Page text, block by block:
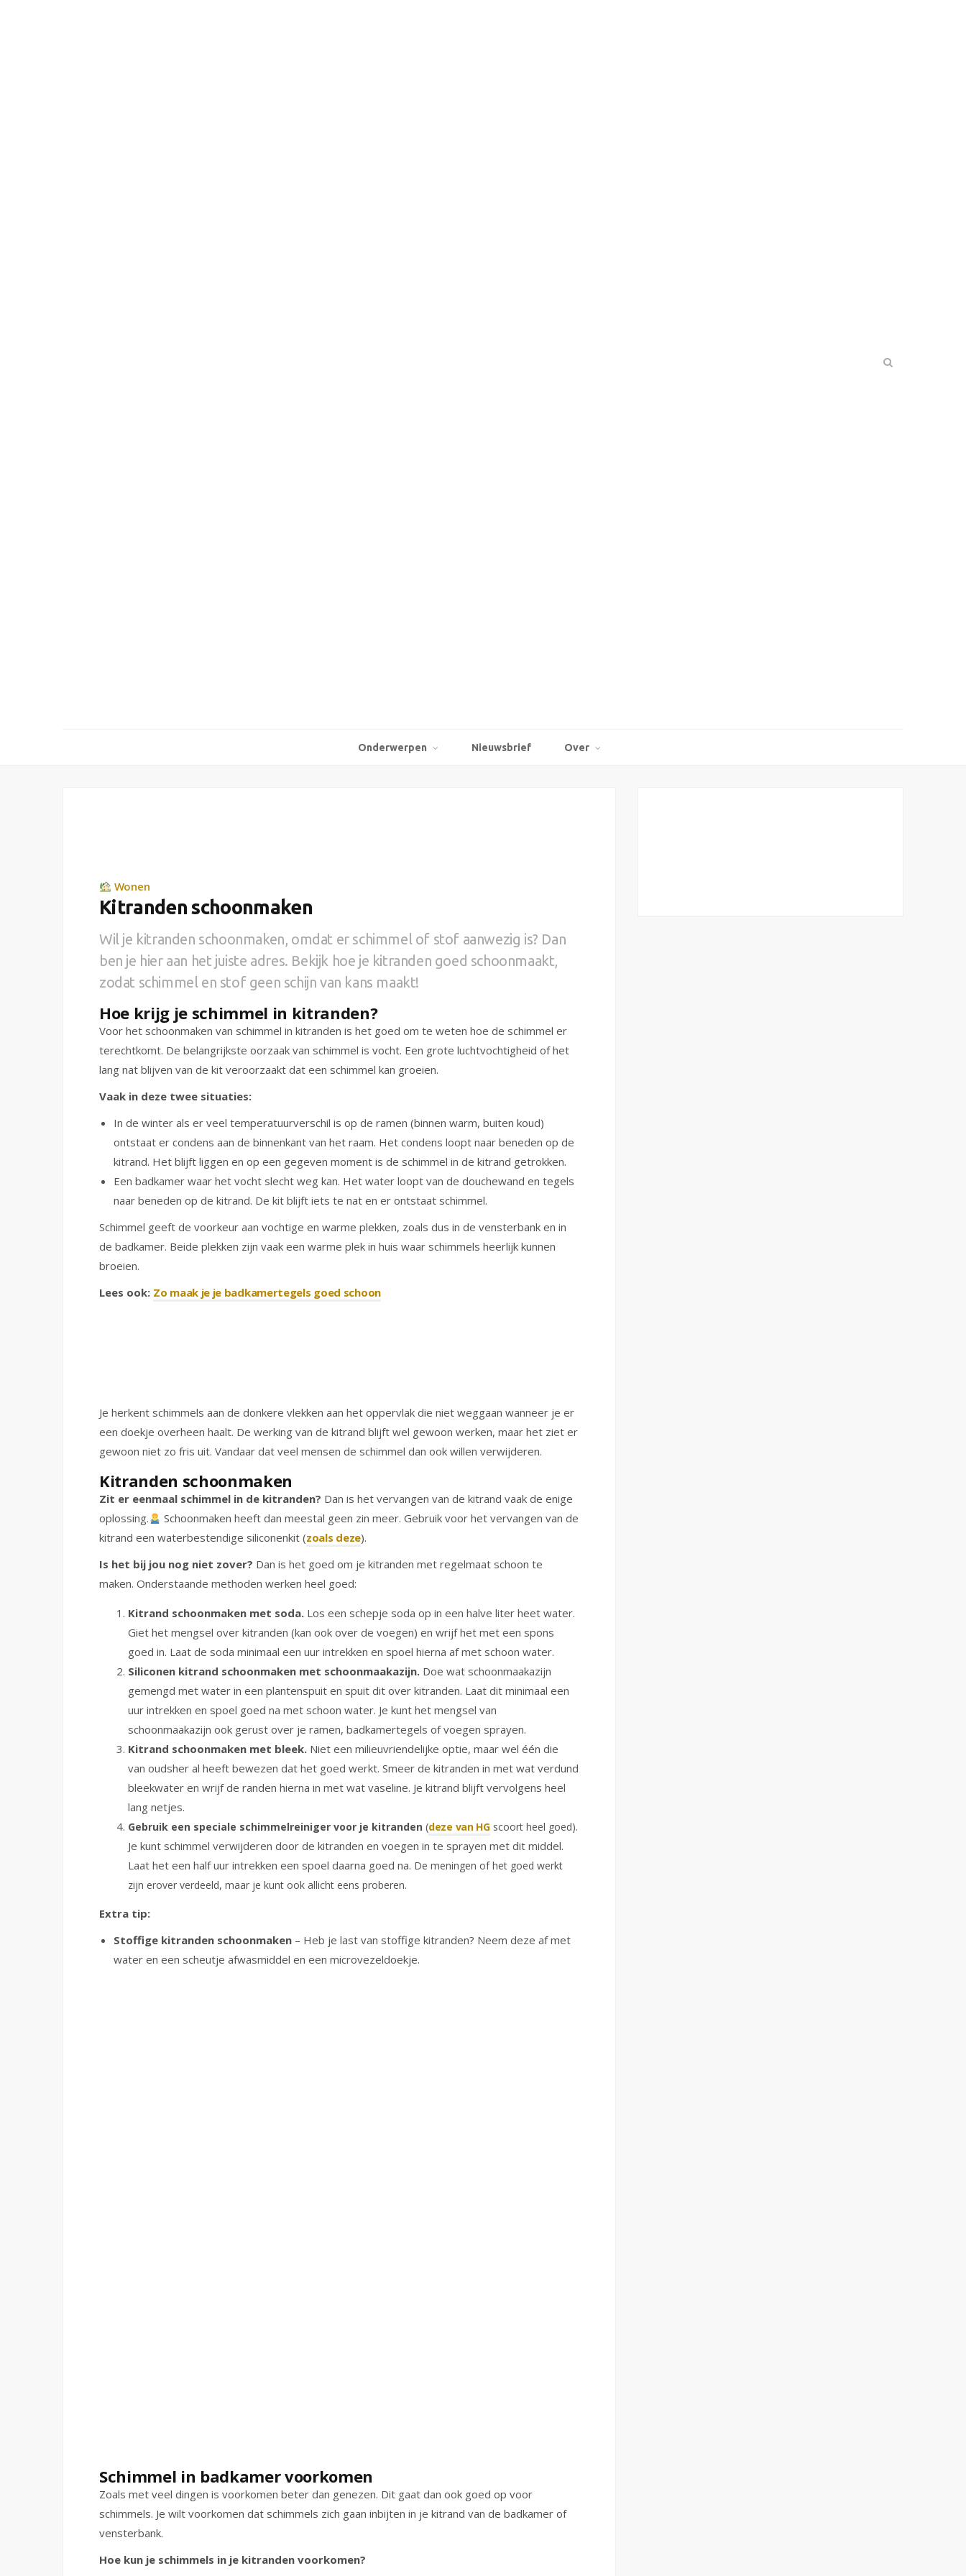
Onderwerpen Nieuwsbrief Over
Wonen
Kitranden schoonmaken
Wil je kitranden schoonmaken, omdat er schimmel of stof aanwezig is? Dan
ben je hier aan het juiste adres. Bekijk hoe je kitranden goed schoonmaakt,
zodat schimmel en stof geen schijn van kans maakt!
Hoe krijg je schimmel in kitranden?
Voor het schoonmaken van schimmel in kitranden is het goed om te weten hoe de schimmel er
terechtkomt. De belangrijkste oorzaak van schimmel is vocht. Een grote luchtvochtigheid of het
lang nat blijven van de kit veroorzaakt dat een schimmel kan groeien.
Vaak in deze twee situaties:
In de winter als er veel temperatuurverschil is op de ramen (binnen warm, buiten koud)
ontstaat er condens aan de binnenkant van het raam. Het condens loopt naar beneden op de
kitrand. Het blijft liggen en op een gegeven moment is de schimmel in de kitrand getrokken.
Een badkamer waar het vocht slecht weg kan. Het water loopt van de douchewand en tegels
naar beneden op de kitrand. De kit blijft iets te nat en er ontstaat schimmel.
Schimmel geeft de voorkeur aan vochtige en warme plekken, zoals dus in de vensterbank en in
de badkamer. Beide plekken zijn vaak een warme plek in huis waar schimmels heerlijk kunnen
broeien.
Lees ook: Zo maak je je badkamertegels goed schoon
Je herkent schimmels aan de donkere vlekken aan het oppervlak die niet weggaan wanneer je er
een doekje overheen haalt. De werking van de kitrand blijft wel gewoon werken, maar het ziet er
gewoon niet zo fris uit. Vandaar dat veel mensen de schimmel dan ook willen verwijderen.
Kitranden schoonmaken
Zit er eenmaal schimmel in de kitranden? Dan is het vervangen van de kitrand vaak de enige
oplossing.
Schoonmaken heeft dan meestal geen zin meer. Gebruik voor het vervangen van de
kitrand een waterbestendige siliconenkit (zoals deze).
Is het bij jou nog niet zover? Dan is het goed om je kitranden met regelmaat schoon te
maken. Onderstaande methoden werken heel goed:
Kitrand schoonmaken met soda. Los een schepje soda op in een halve liter heet water.
Giet het mengsel over kitranden (kan ook over de voegen) en wrijf het met een spons
goed in. Laat de soda minimaal een uur intrekken en spoel hierna af met schoon water.
Siliconen kitrand schoonmaken met schoonmaakazijn. Doe wat schoonmaakazijn
gemengd met water in een plantenspuit en spuit dit over kitranden. Laat dit minimaal een
uur intrekken en spoel goed na met schoon water. Je kunt het mengsel van
schoonmaakazijn ook gerust over je ramen, badkamertegels of voegen sprayen.
Kitrand schoonmaken met bleek. Niet een milieuvriendelijke optie, maar wel één die
van oudsher al heeft bewezen dat het goed werkt. Smeer de kitranden in met wat verdund
bleekwater en wrijf de randen hierna in met wat vaseline. Je kitrand blijft vervolgens heel
lang netjes.
Gebruik een speciale schimmelreiniger voor je kitranden (deze van HGscoort heel goed).
Je kunt schimmel verwijderen door de kitranden en voegen in te sprayen met dit middel.
Laat het een half uur intrekken een spoel daarna goed na. De meningen of het goed werkt
zijn erover verdeeld, maar je kunt ook allicht eens proberen.
Extra tip:
Stoffige kitranden schoonmaken – Heb je last van stoffige kitranden? Neem deze af met
water en een scheutje afwasmiddel en een microvezeldoekje.
Schimmel in badkamer voorkomen
Zoals met veel dingen is voorkomen beter dan genezen. Dit gaat dan ook goed op voor
schimmels. Je wilt voorkomen dat schimmels zich gaan inbijten in je kitrand van de badkamer of
vensterbank.
Hoe kun je schimmels in je kitranden voorkomen?